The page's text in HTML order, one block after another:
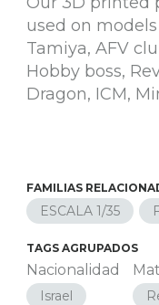
used on
Tamiya, AFV
Hobby boss,
Dragon, ICM,
FAMILIAS
ESCALA 1/35
TAGS AGRUPADOS
Nacionalidad
Israel